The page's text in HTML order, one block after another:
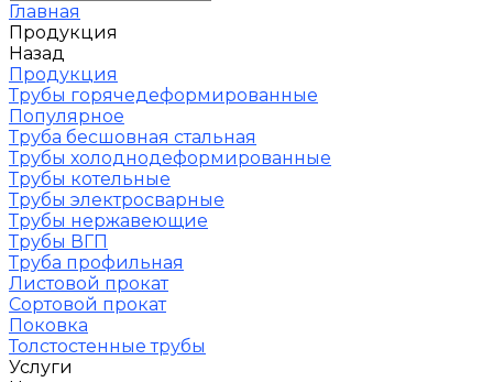
Главная
Продукция
Назад
Продукция
Трубы горячедеформированные
Популярное
Труба бесшовная стальная
Трубы холоднодеформированные
Трубы котельные
Трубы электросварные
Трубы нержавеющие
Трубы ВГП
Труба профильная
Листовой прокат
Сортовой прокат
Поковка
Толстостенные трубы
Услуги